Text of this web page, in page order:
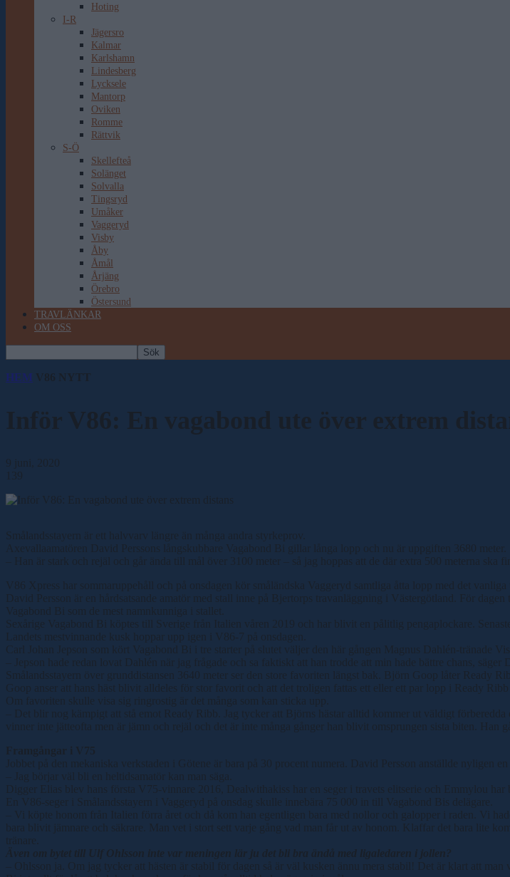
Hoting
I-R
Jägersro
Kalmar
Karlshamn
Lindesberg
Lycksele
Mantorp
Oviken
Romme
Rättvik
S-Ö
Skellefteå
Solänget
Solvalla
Tingsryd
Umåker
Vaggeryd
Visby
Åby
Åmål
Årjäng
Örebro
Östersund
TRAVLÄNKAR
OM OSS
HEM V86 NYTT
Inför V86: En vagabond ute över extrem
9 juni, 2020
139
Smålandsstayern är ett halvvarv längre än många andra styrkeprov.
Axevallaamatören David Perssons långskubbare Vagabond Bi gillar långa lopp och nu är uppgiften 3680 meter.
– Han är stark och rejäl och går ända till mål över 3100 meter – så jag hoppas att de där extra 500 meterna ska
V86 Xpress har sommaruppehåll och på onsdagen kör småländska Vaggeryd samtliga åtta lopp med det vanliga
David Persson är en hårdsatsande amatör med stall inne på Bjertorps travanläggning i Västergötland. För
Vagabond Bi som de mest namnkunniga i stallet.
Sexårige Vagabond Bi köptes till Sverige från Italien våren 2019 och har blivit en pålitlig pengaplockare.
Landets mestvinnande kusk hoppar upp igen i V86-7 på onsdagen.
Carl Johan Jepson som kört Vagabond Bi i tre starter på slutet väljer den här gången Magnus Dahlén-tränade
– Jepson hade redan lovat Dahlén när jag frågade och sa faktiskt att han trodde att min hade bättre chans, säger
Smålandsstayern över grunddistansen 3640 meter ser den store favoriten längst bak. Björn Goop låter Ready
Goop anser att hans häst blivit alldeles för stor favorit och att det troligen fattas ett eller ett par lopp i Ready Ribb
Om favoriten skulle visa sig ringrostig är det många som kan sticka upp.
– Det blir nog kämpigt att stå emot Ready Ribb. Jag tycker att Björns hästar alltid kommer ut väldigt
vinner inte jätteofta men är jämn och rejäl och det är inte många gånger han blivit omsprungen sista biten. Han
Framgångar i V75
Jobbet på den mekaniska verkstaden i Götene är bara på 30 procent numera. David Persson anställde nyligen
– Jag börjar väl bli en heltidsamatör kan man säga.
Digger Elias blev hans första V75-vinnare 2016, Dealwithakiss har en seger i travets elitserie och Emmylou har
En V86-seger i Smålandsstayern i Vaggeryd på onsdag skulle innebära 75 000 in till Vagabond Bis delägare.
– Vi köpte honom från Italien förra året och då kom han egentligen bara med nollor och galopper i raden. Vi
bara blivit jämnare och säkrare. Man vet i stort sett varje gång vad man får ut av honom. Klaffar det bara lite
tränare.
Även om bytet till Ulf Ohlsson inte var meningen lär ju det bli bra ändå med ligaledaren i jollen?
– Ohlsson ja. Om jag tycker att hästen är stabil för dagen så är väl kusken ännu mera stabil! Det är klart att